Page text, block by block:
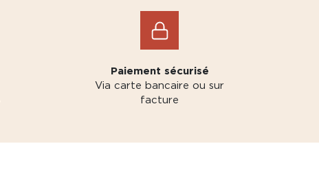
Paiement sécurisé
Via carte bancaire ou sur
facture